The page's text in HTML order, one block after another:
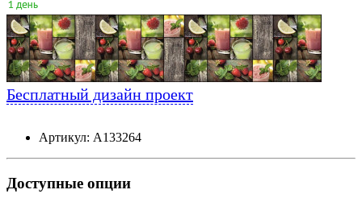
Бесплатный дизайн проект
Артикул: А133264
Доступные опции